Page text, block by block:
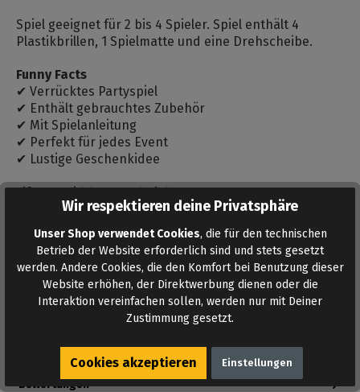
Spiel geeignet für 2 bis 4 Spieler. Spiel enthält 4
Plastikbrillen, 1 Spielmatte und eine Drehscheibe.
Funny Facts
✔ Verrücktes Partyspiel
✔ Enthält gebrauchtes Zubehör
✔ Mit Spielanleitung
✔ Perfekt für jedes Event
✔ Lustige Geschenkidee
src=https://tomrockets.com/media/video/5c/f8/45/Fo
ndle-Party-Game.mp4 title="YouTube video player"
frameborder="0" allow="accelerometer; autoplay;
clipboard-write; encrypted-media; gyroscope; picture-
in-picture" allowfullscreen></iframe>
Abmessung des Kartons: 28 x 28 x 4,5 cm
Mehr Ideen listet die KategorieGay Geschenke.
Bewertungen
Wir respektieren deine Privatsphäre
Unser Shop verwendet Cookies, die für den technischen
Betrieb der Website erforderlich sind und stets gesetzt
werden. Andere Cookies, die den Komfort bei Benutzung dieser
Website erhöhen, der Direktwerbung dienen oder die
Interaktion vereinfachen sollen, werden nur mit Deiner
Zustimmung gesetzt.
Cookies akzeptieren Einstellungen